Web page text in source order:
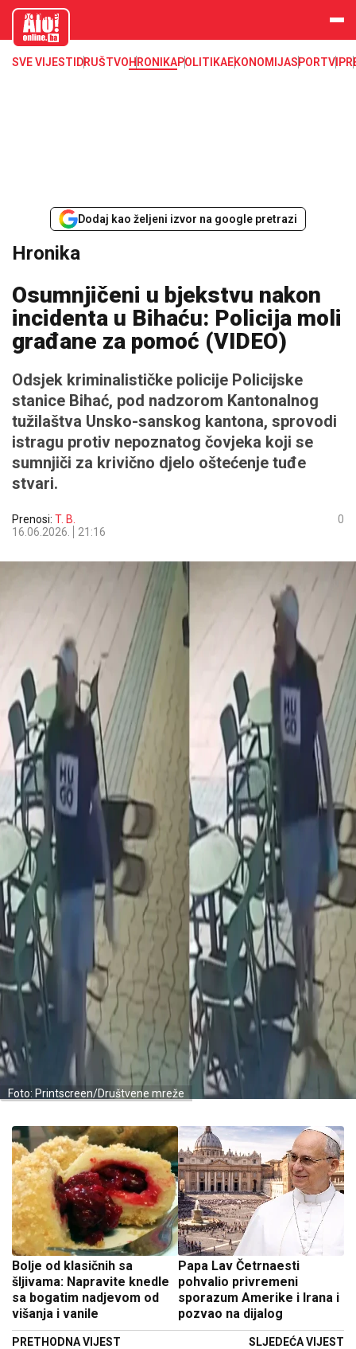
aloonline.b
SVE VIJESTI DRUŠTVOHRONIKAPOLITIKAEKONOMIJASPORTVIP
Dodaj kao željeni izvor na google pretrazi
Hronika
Osumnjičeni u bjekstvu nakon
incidenta u Bihaću: Policija moli
građane za pomoć (VIDEO)
Odsjek kriminalističke policije Policijske
stanice Bihać, pod nadzorom Kantonalnog
tužilaštva Unsko-sanskog kantona, sprovodi
istragu protiv nepoznatog čovjeka koji se
sumnjiči za krivično djelo oštećenje tuđe
stvari.
Prenosi: T. B.
16.06.2026.
21:16
0
Foto: Printscreen/Društvene mreže
Bolje od klasičnih sa
šljivama: Napravite knedle
sa bogatim nadjevom od
višanja i vanile
PRETHODNA VIJEST
Papa Lav Četrnaesti
pohvalio privremeni
sporazum Amerike i Irana i
pozvao na dijalog
SLJEDEĆA VIJEST